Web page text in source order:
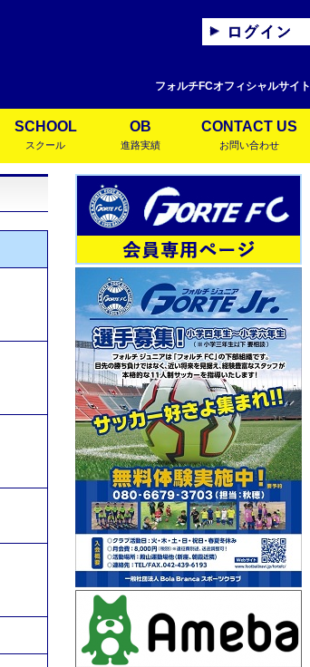
フォルチFCオフィシャルサイト
SCHOOL
スクール
OB
進路実績
CONTACT US
お問い合わせ